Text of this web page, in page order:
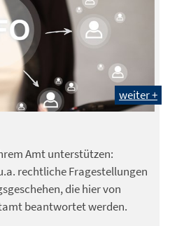
weiter +
Amt unterstützen:
rechtliche Fragestellungen
die hier von
beantwortet werden.